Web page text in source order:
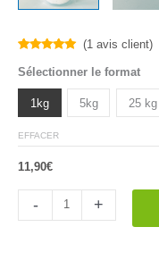
sur 5
notation
client
(1 avis client)
Sélectionner le format
1kg 5kg 25 kg
EFFACER
11,90€
- +